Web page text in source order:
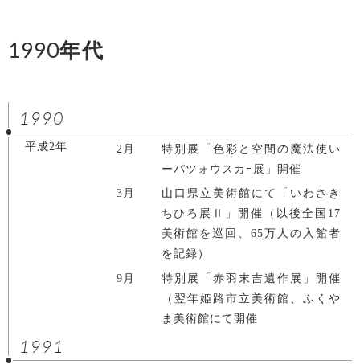
1990年代
1990
平成2年 2月
特別展「色彩と空間の魔法使い
ーパツォウスカｰ展」開催
3月
山口県立美術館にて「いわさき
ちひろ展Ⅱ」開催（以後全国17
美術館を巡回、65万人の入館者
を記録）
9月
特別展「赤羽末吉遺作展」開催
（翌年姫路市立美術館、ふくや
ま美術館にて開催
1991